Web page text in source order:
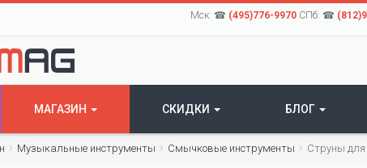
Мск: ☎ (495)776-9970СПб: ☎
МАГАЗИН СКИДКИ БЛОГ
Музыкальные инструменты Смычковые инструменты Струны